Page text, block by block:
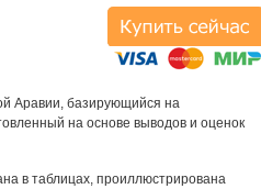
Аравии, базирующийся на
на основе выводов и оценок
в таблицах, проиллюстрирована